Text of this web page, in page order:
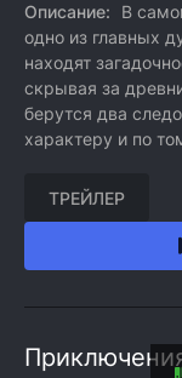
Описание:
В
одно из главных
находят
скрывая за
берутся два
характеру и по
ТРЕЙЛЕР